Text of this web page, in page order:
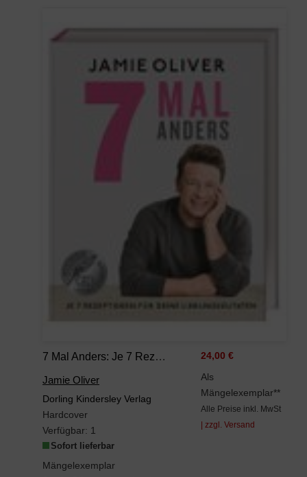
Jamie Oliver
Dorling Kindersley Verlag
Hardcover
Verfügbar: 1
Sofort lieferbar
Mängelexemplar
24,00 €
Als
Mängelexemplar**
Alle Preise inkl. MwSt
| zzgl. Versand